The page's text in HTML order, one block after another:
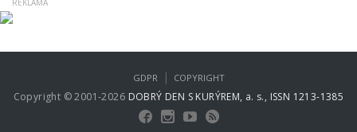
Copyright © 2001-2026 DOBRÝ DEN S KURÝREM, a. s., ISSN 1213-1385
GDPR | COPYRIGHT